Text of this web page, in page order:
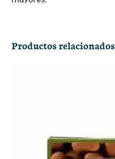
Productos relacionados